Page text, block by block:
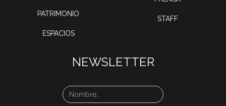
PATRIMONIO
ESPACIOS
STAFF
NEWSLETTER